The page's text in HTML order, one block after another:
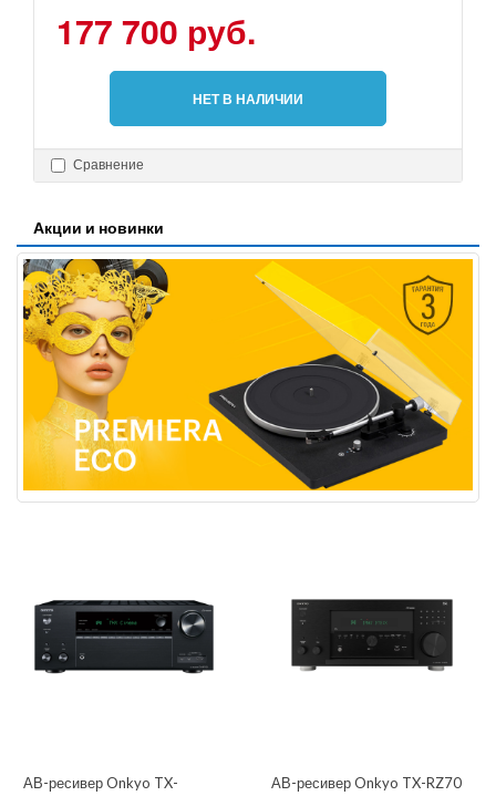
177 700 руб.
НЕТ В НАЛИЧИИ
Сравнение
Акции и новинки
АВ-ресивер Onkyo TX-
АВ-ресивер Onkyo TX-RZ70